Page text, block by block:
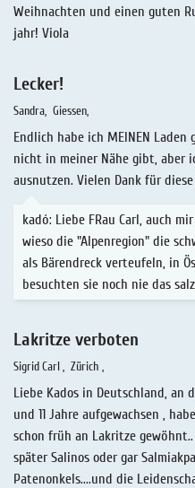
Weihnachten und einen guten
jahr! Viola
Lecker!
Sandra Giessen
Endlich habe ich MEINEN Laden
nicht in meiner Nähe gibt, aber
ausnutzen. Vielen Dank für
kadó: Liebe FRau Carl, auch
wieso die "Alpenregion" die
als Bärendreck verteufeln, in
besuchten sie noch nie das
Lakritze verboten
Sigrid Carl Zürich
Liebe Kados in Deutschland, an
und 11 Jahre aufgewachsen ,
schon früh an Lakritze
später Salinos oder gar
Patenonkels....und die